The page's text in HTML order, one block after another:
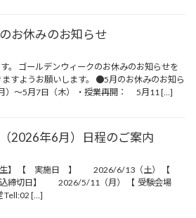
お休みのお知らせ
。 ゴールデンウィークのお休みのお知らせを
ますようお願いします。 ●5月のお休みのお知ら
）〜5月7日（木） ・授業再開： 5月11 […]
2026年6月）日程のご案内
生】 【 実施日 】 2026/6/13（土） 【
切日】 2026/5/11（月） 【 受験会場
[…]